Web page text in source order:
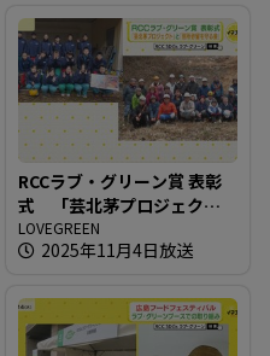
RCCラブ・グリーン賞 表彰
式 「芸北茅プロジェク
ト」と「別所砂留を守る
会」
LOVEGREEN
2025年11月4日放送